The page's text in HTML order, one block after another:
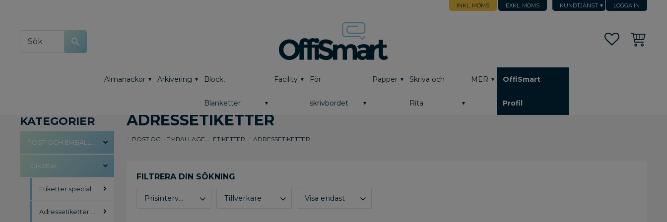
KUNDTJÄNST LOGGA IN
INKL. MOMS EXKL. MOMS
FavoriterKundvagn
Almanackor Arkivering Block,
Blanketter
Facility För
skrivbordet
Papper Skriva och
Rita
MER OffiSmart
Profil
ADRESSETIKETTER
POST OCH EMBALLAGE ETIKETTER ADRESSETIKETTER
Prisintervall Tillverkare Visa endast
KATEGORIER
POST OCH EMBALLAGE
Etiketter
Etiketter special
Adressetiketter Miljö